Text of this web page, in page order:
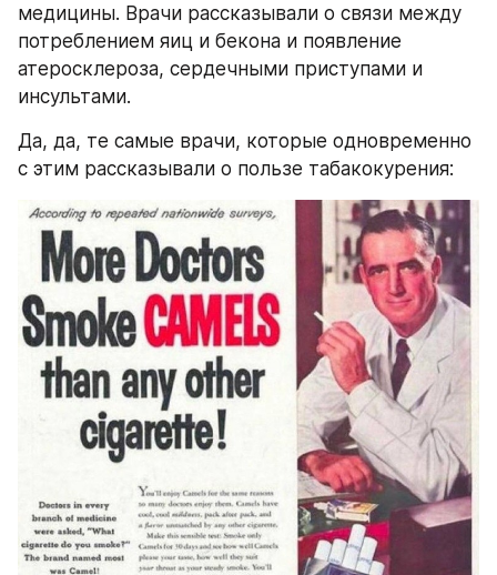
медицины. Врачи рассказывали о связи между
потреблением яиц и бекона и появление
атеросклероза, сердечными приступами и
инсультами.
Да, да, те самые врачи, которые одновременно
с этим рассказывали о пользе табакокурения: